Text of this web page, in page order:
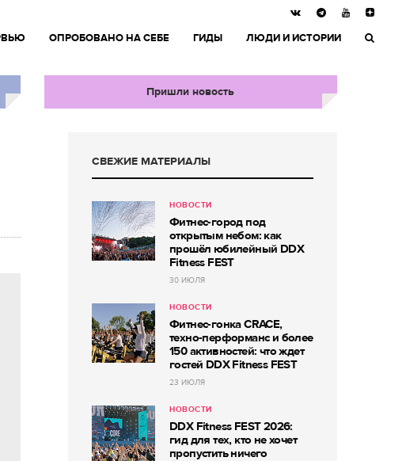
ОПРОБОВАНО НА СЕБЕ ГИДЫ ЛЮДИ И ИСТОРИИ
Пришли новость
СВЕЖИЕ МАТЕРИАЛЫ
НОВОСТИ
Фитнес-город под
открытым небом: как
прошёл юбилейный DDX
Fitness FEST
30 ИЮЛЯ
НОВОСТИ
Фитнес-гонка CRACE,
техно-перформанс и более
150 активностей: что ждет
гостей DDX Fitness FEST
23 ИЮЛЯ
НОВОСТИ
DDX Fitness FEST 2026:
гид для тех, кто не хочет
пропустить ничего